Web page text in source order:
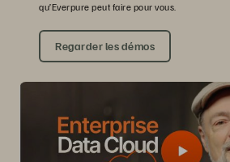
qu’Everpure peut faire pour vous.
Regarder les démos